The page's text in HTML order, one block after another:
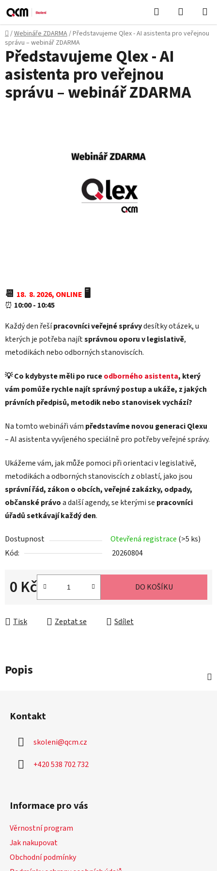
na
obsah
Hledat
KOŠÍK
Domů
/Webináře ZDARMA/Představujeme Qlex - AI asistenta pro veřejnou
správu – webinář ZDARMA
📆 18. 8. 2026, ONLINE 🖥️
⏰ 10:00 - 10:45
Každý den řešípracovníci veřejné správydesítky otázek, u
kterých je potřeba najítsprávnou oporu v legislativě,
metodikách nebo odborných stanoviscích.
💡 Co kdybyste měli po ruceodborného asistenta, který
vám pomůže rychle najít správný postup a ukáže, z jakých
právních předpisů, metodik nebo stanovisek vychází?
Na tomto webináři vám představíme novou generaci Qlexu
– AI asistenta vyvíjeného speciálně pro potřeby veřejné správy.
Ukážeme vám, jak může pomoci při orientaci v legislativě,
metodikách a odborných stanoviscích z oblastí, jako jsou
správní řád, zákon o obcích, veřejné zakázky, odpady,
občanské právoa další agendy, se kterými se pracovníci
úřadů setkávají každý den.
Dostupnost Otevřená registrace (>5 ks)
Kód:
20260804
0 Kč
Měrná cena:
DO KOŠÍKU
Tisk Zeptat se Sdílet
Představujeme Qlex - AI
asistenta pro veřejnou
správu – webinář ZDARMA
Popis
Kontakt
skoleni@qcm.cz
+420 538 702 732
Informace pro vás
Věrnostní program
Jak nakupovat
Obchodní podmínky